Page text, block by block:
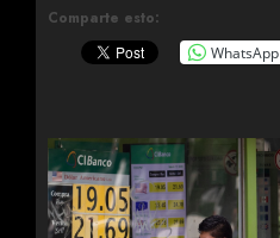
Comparte esto:
WhatsApp